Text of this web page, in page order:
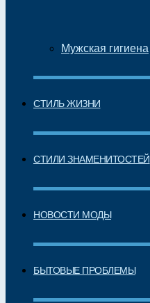
Мужская гигиена
СТИЛЬ ЖИЗНИ
СТИЛИ ЗНАМЕНИТОСТЕЙ
НОВОСТИ МОДЫ
БЫТОВЫЕ ПРОБЛЕМЫ